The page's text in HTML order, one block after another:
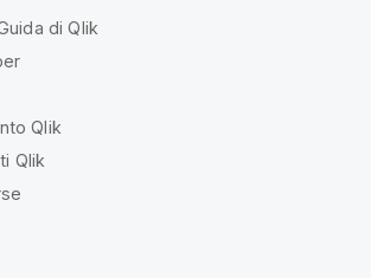
di Qlik
Qlik
Qlik